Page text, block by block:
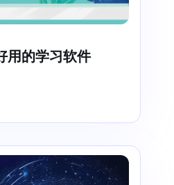
用的学习软件